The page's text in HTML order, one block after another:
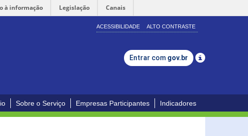
à informação Legislação Canais
ACESSIBILIDADE ALTO CONTRASTE
Entrar com gov.br
Sobre o Serviço Empresas Participantes Indicadores